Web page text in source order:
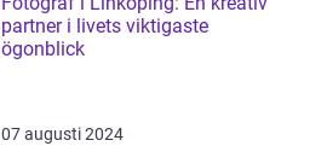
partner i livets viktigaste
ögonblick
07 augusti 2024